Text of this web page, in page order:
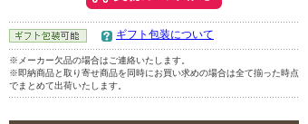
ギフト包装について
※メーカー欠品の場合はご連絡いたします。
※即納商品と取り寄せ商品を同時にお買い求めの場合は全て揃った時点
でまとめて出荷いたします。